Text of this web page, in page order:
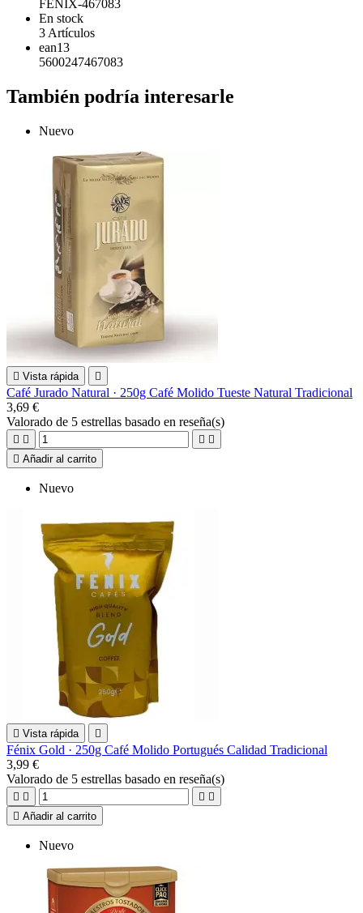
FENIX-467083
En stock
3 Artículos
ean13
5600247467083
También podría interesarle
Nuevo
 Vista rápida 
Café Jurado Natural · 250g Café Molido Tueste Natural Tradicional
3,69 €
Valorado de 5 estrellas basado en reseña(s)
   
 Añadir al carrito
Nuevo
 Vista rápida 
Fénix Gold · 250g Café Molido Portugués Calidad Tradicional
3,99 €
Valorado de 5 estrellas basado en reseña(s)
   
 Añadir al carrito
Nuevo